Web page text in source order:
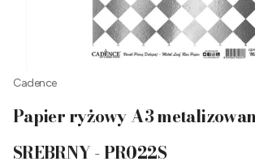
Cadence
Papier ryżowy A3
SREBRNY - PR022S